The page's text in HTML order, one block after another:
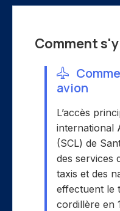
Comment
avion
L’accès
international
(SCL) de
des services
taxis et des
effectuent le
cordillère en